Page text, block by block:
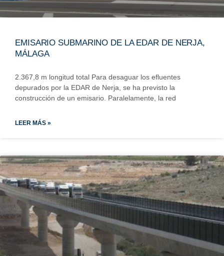
EMISARIO SUBMARINO DE LA EDAR DE NERJA,
MÁLAGA
2.367,8 m longitud total Para desaguar los efluentes
depurados por la EDAR de Nerja, se ha previsto la
construcción de un emisario. Paralelamente, la red
LEER MÁS »